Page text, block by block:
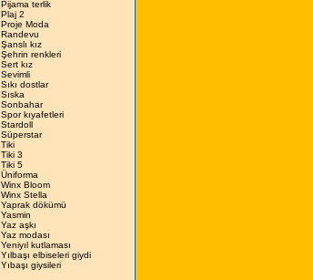
Pijama terlik
Plaj 2
Proje Moda
Randevu
Şanslı kız
Şehrin renkleri
Sert kız
Sevimli
Sıkı dostlar
Sıska
Sonbahar
Spor kıyafetleri
Stardoll
Süperstar
Tiki
Tiki 3
Tiki 5
Üniforma
Winx Bloom
Winx Stella
Yaprak dökümü
Yasmin
Yaz aşkı
Yaz modası
Yeniyıl kutlaması
Yılbaşı elbiseleri giydi
Yıbaşı giysileri